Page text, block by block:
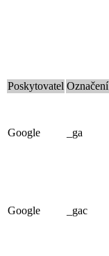
Poskytovatel Označení
Google _ga
Google _gac